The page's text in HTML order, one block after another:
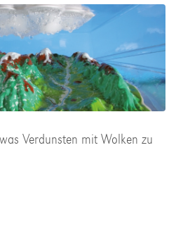
Verdunsten mit Wolken zu